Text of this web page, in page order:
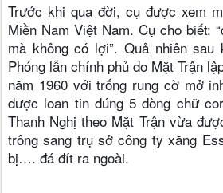
Trước khi qua đời, cụ được xem
Miền Nam Việt Nam. Cụ cho biết:
mà không có lợi”. Quả nhiên
Phóng lẫn chính phủ do Mặt Trận
năm 1960 với trống rung cờ mở
được loan tin đúng 5 dòng chữ
Thanh Nghị theo Mặt Trận vừa
trông sang trụ sở công ty xăng
bị…. đá đít ra ngoài.